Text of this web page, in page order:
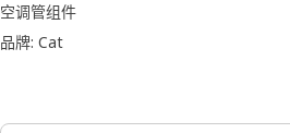
空调管组件
品牌: Cat